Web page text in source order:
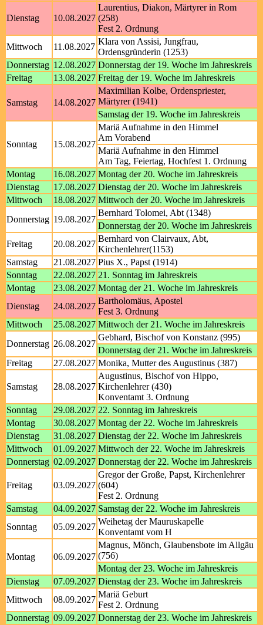
Dienstag 10.08.2027
Laurentius, Diakon, Märtyrer in Rom
(258)
Fest 2. Ordnung
Mittwoch
11.08.2027
Klara von Assisi, Jungfrau,
Ordensgründerin (1253)
Donnerstag 12.08.2027 Donnerstag der 19. Woche im Jahreskreis
Freitag
13.08.2027 Freitag der 19. Woche im Jahreskreis
Samstag 14.08.2027
Maximilian Kolbe, Ordenspriester,
Märtyrer (1941)
Samstag der 19. Woche im Jahreskreis
Sonntag 15.08.2027
Mariä Aufnahme in den Himmel
Am Vorabend
Mariä Aufnahme in den Himmel
Am Tag, Feiertag, Hochfest 1. Ordnung
Montag
16.08.2027 Montag der 20. Woche im Jahreskreis
Dienstag
17.08.2027 Dienstag der 20. Woche im Jahreskreis
Mittwoch
18.08.2027 Mittwoch der 20. Woche im Jahreskreis
Donnerstag 19.08.2027
Bernhard Tolomei, Abt (1348)
Donnerstag der 20. Woche im Jahreskreis
Freitag
20.08.2027
Bernhard von Clairvaux, Abt,
Kirchenlehrer(1153)
Samstag
21.08.2027 Pius X., Papst (1914)
Sonntag
22.08.2027 21. Sonntag im Jahreskreis
Montag
23.08.2027 Montag der 21. Woche im Jahreskreis
Dienstag
24.08.2027
Bartholomäus, Apostel
Fest 3. Ordnung
Mittwoch
25.08.2027 Mittwoch der 21. Woche im Jahreskreis
Donnerstag 26.08.2027
Gebhard, Bischof von Konstanz (995)
Donnerstag der 21. Woche im Jahreskreis
Freitag
27.08.2027 Monika, Mutter des Augustinus (387)
Samstag 28.08.2027
Augustinus, Bischof von Hippo,
Kirchenlehrer (430)
Konventamt 3. Ordnung
Sonntag
29.08.2027 22. Sonntag im Jahreskreis
Montag
30.08.2027 Montag der 22. Woche im Jahreskreis
Dienstag
31.08.2027 Dienstag der 22. Woche im Jahreskreis
Mittwoch
01.09.2027 Mittwoch der 22. Woche im Jahreskreis
Donnerstag 02.09.2027 Donnerstag der 22. Woche im Jahreskreis
Freitag 03.09.2027
Gregor der Große, Papst, Kirchenlehrer
(604)
Fest 2. Ordnung
Samstag
04.09.2027 Samstag der 22. Woche im Jahreskreis
Sonntag
05.09.2027
Weihetag der Mauruskapelle
Konventamt vom H
Montag 06.09.2027
Magnus, Mönch, Glaubensbote im Allgäu
(756)
Montag der 23. Woche im Jahreskreis
Dienstag
07.09.2027 Dienstag der 23. Woche im Jahreskreis
Mittwoch
08.09.2027
Mariä Geburt
Fest 2. Ordnung
Donnerstag 09.09.2027 Donnerstag der 23. Woche im Jahreskreis